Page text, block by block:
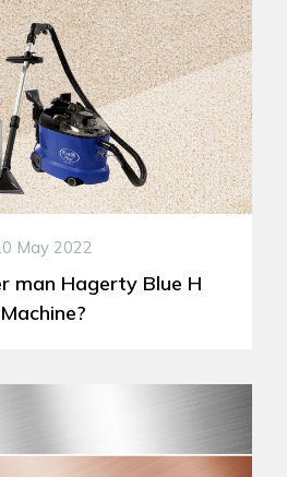
May 2022
man Hagerty Blue H
Machine?